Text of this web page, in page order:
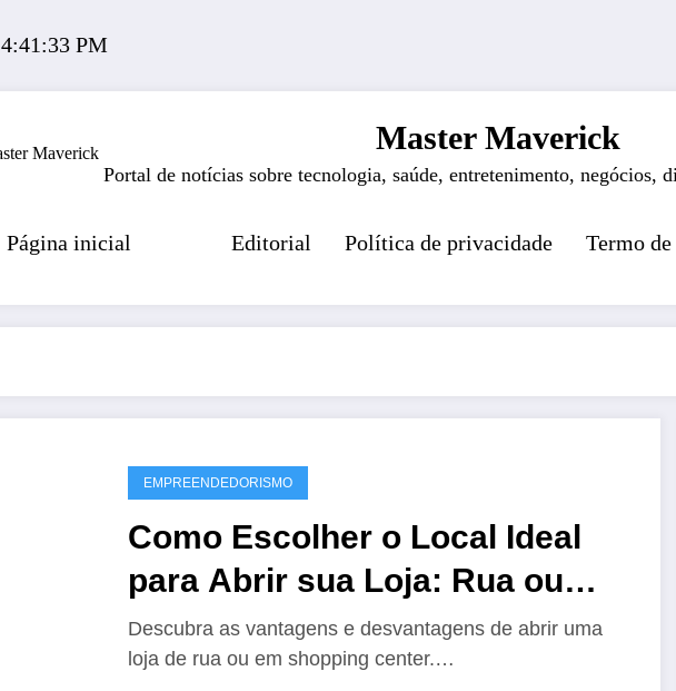
4:41:34 PM
Master Maverick
Portal de notícias sobre tecnologia, saúde, entretenimento, negócios,
Página inicial Editorial Política de privacidade Termo
EMPREENDEDORISMO
Como Escolher o Local Ideal
para Abrir sua Loja: Rua ou
Shopping?
Descubra as vantagens e desvantagens de abrir uma
loja de rua ou em shopping center.…